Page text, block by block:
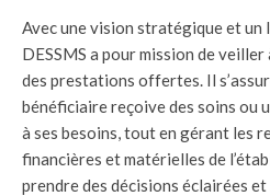
Avec une vision stratégique et un
DESSMS a pour mission de
des prestations offertes. Il
bénéficiaire reçoive des soins ou
à ses besoins, tout en gérant les
financières et matérielles de
prendre des décisions éclairées